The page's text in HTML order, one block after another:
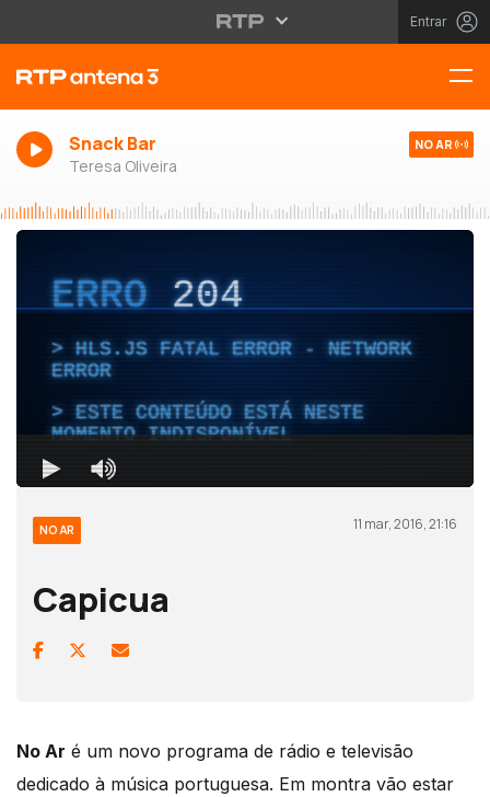
Entrar
Snack Bar
Teresa Oliveira
NO AR
NO AR 11 mar, 2016, 21:16
Capicua
No Ar é um novo programa de rádio e televisão
dedicado à música portuguesa. Em montra vão estar